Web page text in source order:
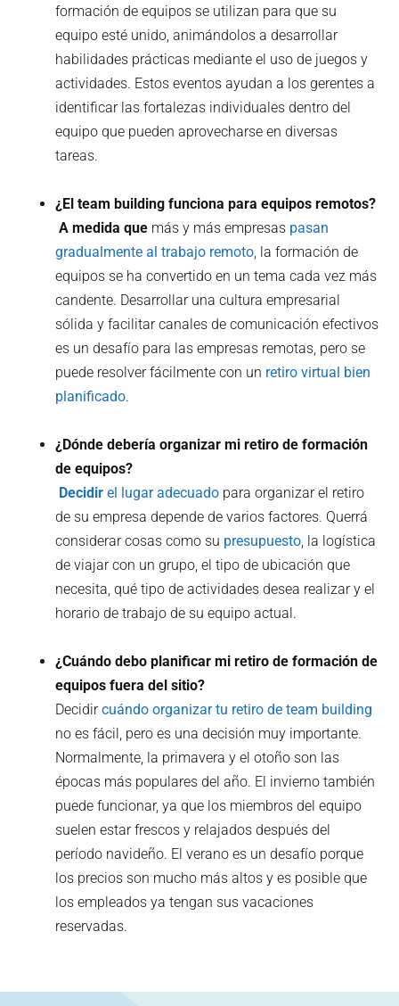
formación de equipos se utilizan para que su
equipo esté unido, animándolos a desarrollar
habilidades prácticas mediante el uso de juegos y
actividades. Estos eventos ayudan a los gerentes a
identificar las fortalezas individuales dentro del
equipo que pueden aprovecharse en diversas
tareas.
¿El team building funciona para equipos remotos?
‍ A medida que más y más empresas pasan
gradualmente al trabajo remoto, la formación de
equipos se ha convertido en un tema cada vez más
candente. Desarrollar una cultura empresarial
sólida y facilitar canales de comunicación efectivos
es un desafío para las empresas remotas, pero se
puede resolver fácilmente con un retiro virtual bien
planificado.
¿Dónde debería organizar mi retiro de formación
de equipos?
‍ Decidir el lugar adecuado para organizar el retiro
de su empresa depende de varios factores. Querrá
considerar cosas como su presupuesto, la logística
de viajar con un grupo, el tipo de ubicación que
necesita, qué tipo de actividades desea realizar y el
horario de trabajo de su equipo actual.
¿Cuándo debo planificar mi retiro de formación de
equipos fuera del sitio?
Decidircuándo organizar tu retiro de team building
no es fácil, pero es una decisión muy importante.
Normalmente, la primavera y el otoño son las
épocas más populares del año. El invierno también
puede funcionar, ya que los miembros del equipo
suelen estar frescos y relajados después del
período navideño. El verano es un desafío porque
los precios son mucho más altos y es posible que
los empleados ya tengan sus vacaciones
reservadas.